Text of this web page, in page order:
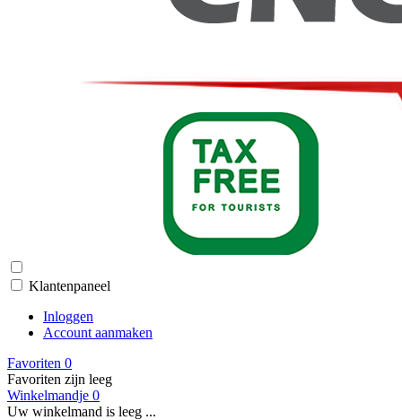
Klantenpaneel
Inloggen
Account aanmaken
Favoriten 0
Favoriten zijn leeg
Winkelmandje 0
Uw winkelmand is leeg ...